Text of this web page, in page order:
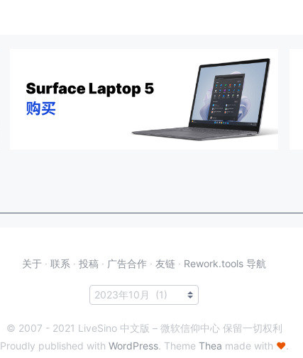
关于 · 联系 · 投稿 · 广告合作 · 友链 · Rework.tools 导航
© 2007 - 2021 LiveSino 中文版 – 微软信仰中心 保留一切权利
Proudly published with WordPress. Theme Thea made with ♥.